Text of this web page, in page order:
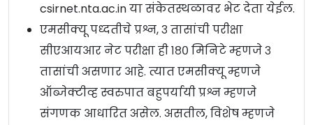
csirnet.nta.ac.in या संकेतस्थळावर भेट देता येईल.
एमसीक्यू पध्दतीचे प्रश्न, ३ तासांची परीक्षा
सीएआयआर नेट परीक्षा ही १८० मिनिटे म्हणजे ३
तासांची असणार आहे. त्यात एमसीक्यू म्हणजे
ऑब्जेक्टीव्ह स्वरुपात बहुपर्यायी प्रश्न म्हणजे
संगणक आधारित असेल. असतील, विशेष म्हणजे